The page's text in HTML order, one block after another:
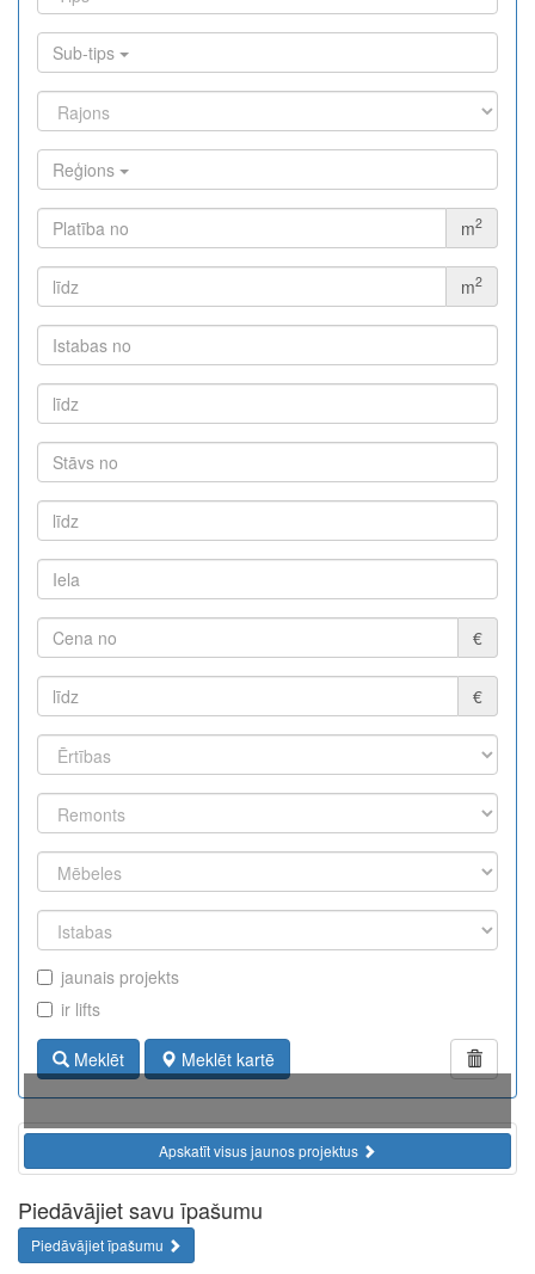
Sub-tips
Reģions
m2
m2
€
€
jaunais projekts
ir lifts
Meklēt Meklēt kartē
Apskatīt visus jaunos projektus
Piedāvājiet savu īpašumu
Piedāvājiet īpašumu